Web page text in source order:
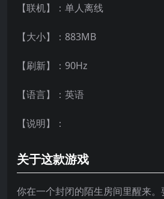
【联机】：单人离线
【大小】：883MB
【刷新】：90Hz
【语言】：英语
【说明】：
关于这款游戏
你在一个封闭的陌生房间里醒来